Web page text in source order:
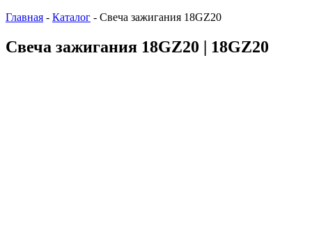
Главная - Каталог - Свеча зажигания 18GZ20
Свеча зажигания 18GZ20 | 18GZ20